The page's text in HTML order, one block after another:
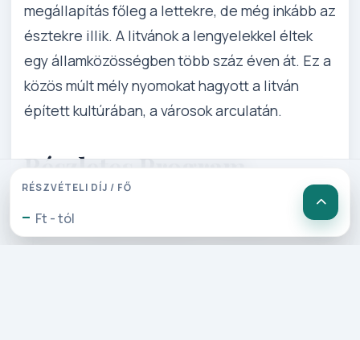
megállapítás főleg a lettekre, de még inkább az
észtekre illik. A litvánok a lengyelekkel éltek
egy államközösségben több száz éven át. Ez a
közös múlt mély nyomokat hagyott a litván
épített kultúrában, a városok arculatán.
Részletes Program
RÉSZVÉTELI DÍJ / FŐ
- Ft - tól